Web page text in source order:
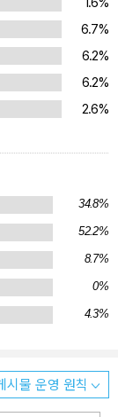
저씨를, 아이는
을 떠나는 아내
는 할아버지는 전
두 사서는, 그 자
눈물을 흘릴 수
러나는 ‘그림자눈
다는 이 짧은 동
, 그 안에 얼마나
알 수 있을 것이
6.7%
6.2%
6.2%
2.6%
34.8%
52.2%
8.7%
0%
4.3%
시물 운영 원칙